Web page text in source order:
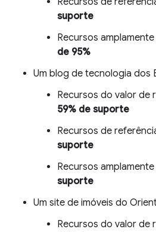
suporte
Recursos
de 95%
Um blog de tecnologia dos
Recursos do valor de
59% de suporte
Recursos de
suporte
Recursos
suporte
Um site de imóveis do
Recursos do valor de